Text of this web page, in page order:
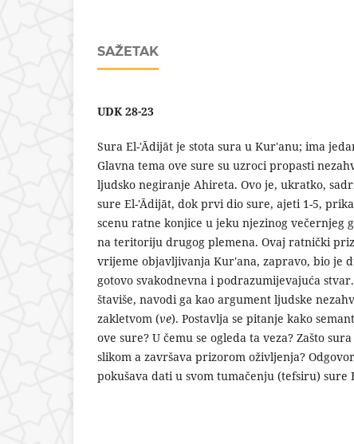
SAŽETAK
UDK28-23
Sura El-'Ādijāt je stota sura u Kur'anu; ima
Glavna tema ove sure su uzroci propasti
ljudsko negiranje Ahireta. Ovo je, ukratko,
sure El-'Ādijāt, dok prvi dio sure, ajeti 1-5,
scenu ratne konjice u jeku njezinog večernjeg
na teritoriju drugog plemena. Ovaj ratnički
vrijeme objavljivanja Kur'ana, zapravo, bio je
gotovo svakodnevna i podrazumijevajuća
štaviše, navodi ga kao argument ljudske
zakletvom (ve). Postavlja se pitanje kako
ove sure? U čemu se ogleda ta veza? Zašto
slikom a završava prizorom oživljenja?
pokušava dati u svom tumačenju (tefsiru) sure